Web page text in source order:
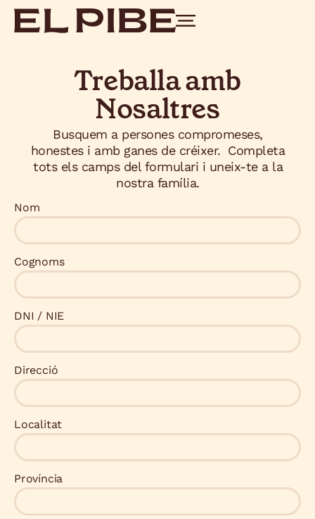
Treballa amb
Nosaltres
Busquem a persones compromeses,
honestes i amb ganes de créixer. Completa
tots els camps del formulari i uneix-te a la
nostra família.
Nom
Cognoms
DNI / NIE
Direcció
Localitat
Província